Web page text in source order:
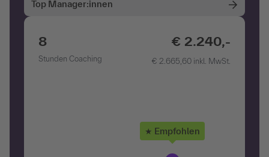
Top Manager:innen
8
Stunden Coaching
€ 2.240,-
€ 2.665,60 inkl. MwSt.
★ Empfohlen